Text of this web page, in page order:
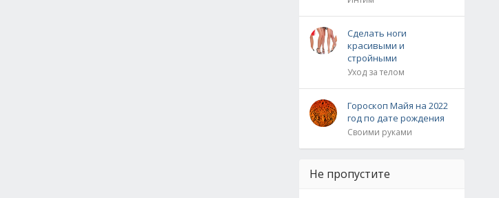
Сделать ноги
красивыми и
стройными
Уход за телом
Гороскоп Майя на 2022
год по дате рождения
Своими руками
Не пропустите